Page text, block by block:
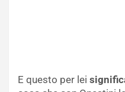
E questo per lei